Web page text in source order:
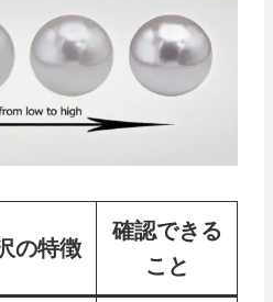
の特徴
確認できる
こと